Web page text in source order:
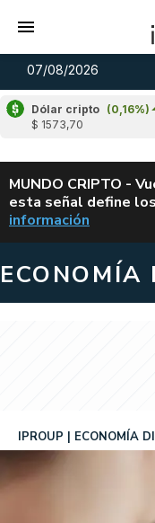
07/08/2026
Dólar cripto (0,16%)
$ 1573,70
u$s
MUNDO CRIPTO -
esta señal define
información
ECONOMÍA
IPROUP ECONOMÍA